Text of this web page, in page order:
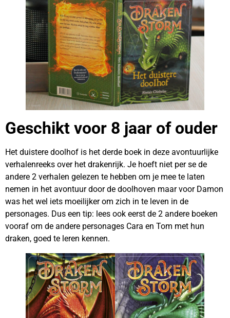
Geschikt voor 8 jaar of ouder
Het duistere doolhof is het derde boek in deze avontuurlijke
verhalenreeks over het drakenrijk. Je hoeft niet per se de
andere 2 verhalen gelezen te hebben om je mee te laten
nemen in het avontuur door de doolhoven maar voor Damon
was het wel iets moeilijker om zich in te leven in de
personages. Dus een tip: lees ook eerst de 2 andere boeken
vooraf om de andere personages Cara en Tom met hun
draken, goed te leren kennen.